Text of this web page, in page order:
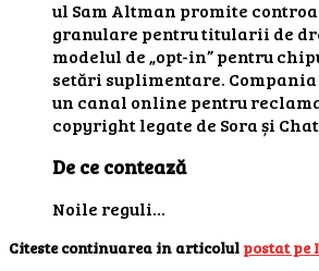
ul Sam Altman promite
granulare pentru titularii de
modelul de „opt-in” pentru
setări suplimentare. Compania
un canal online pentru
copyright legate de Sora și
De ce contează
Noile reguli…
Citeste continuarea in articolul postat pe